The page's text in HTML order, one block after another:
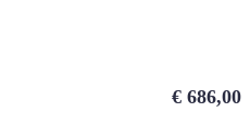
€ 686,00